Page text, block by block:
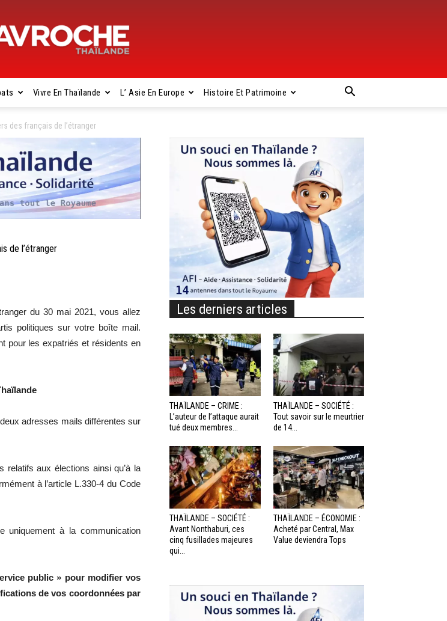
Gavroche
Thaïlande
Vivre En Thaïlande L’ Asie En Europe Histoire Et Patrimoine
des français de l’étranger
de l’étranger
du 30 mai 2021, vous allez
politiques sur votre boîte mail.
pour les expatriés et résidents en
adresses mails différentes sur
aux élections ainsi qu’à la
à l’article L.330-4 du Code
uniquement à la communication
public » pour modifier vos
de vos coordonnées par
Les derniers articles
THAÏLANDE – CRIME :
L’auteur de l’attaque aurait
tué deux membres...
THAÏLANDE – SOCIÉTÉ :
Tout savoir sur le meurtrier
de 14...
THAÏLANDE – SOCIÉTÉ :
Avant Nonthaburi, ces
cinq fusillades majeures
qui...
THAÏLANDE – ÉCONOMIE :
Acheté par Central, Max
Value deviendra Tops